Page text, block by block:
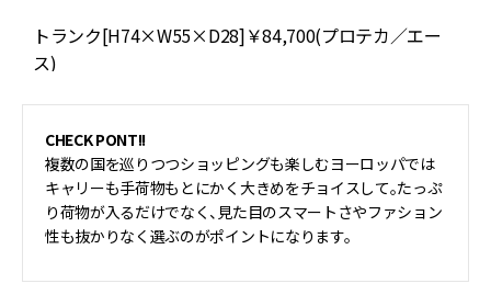
トランク[H74×W55×D28]￥84,700(プロテカ／エー
ス)
CHECK PONT!!
複数の国を巡りつつショッピングも楽しむヨーロッパでは
キャリーも手荷物もとにかく大きめをチョイスして。たっぷ
り荷物が入るだけでなく、見た目のスマートさやファション
性も抜かりなく選ぶのがポイントになります。